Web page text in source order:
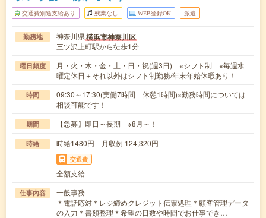
交通費別途支給あり 残業なし WEB登録OK 派遣
勤務地 神奈川県横浜市神奈川区
三ツ沢上町駅から徒歩1分
曜日頻度
月・火・木・金・土・日・祝(週3日) ※シフト制 ※毎週水
曜定休日＋それ以外はシフト制勤務/年末年始休暇あり！
時間
09:30～17:30(実働7時間 休憩1時間)※勤務時間については
相談可能です！
期間 【急募】即日～長期 ※8月～！
時給 時給1480円 月収例 124,320円
交通費
全額支給
仕事内容
一般事務
＊電話応対＊レジ締めクレジット伝票処理＊顧客管理データ
の入力＊書類整理＊希望の日数や時間でお仕事でき…